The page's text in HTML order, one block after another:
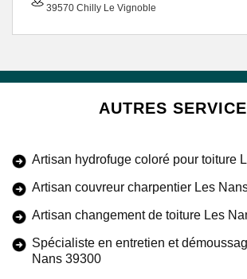
39570 Chilly Le Vignoble
AUTRES
Artisan hydrofuge coloré pour toiture
Artisan couvreur charpentier Les
Artisan changement de toiture Les
Spécialiste en entretien et
Nans 39300